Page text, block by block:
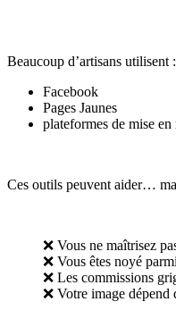
Beaucoup d’artisans utilisent :
Facebook
Pages Jaunes
plateformes de mise en
Ces outils peuvent aider…
❌ Vous ne maîtrisez
❌ Vous êtes noyé
❌ Les commissions
❌ Votre image dépend